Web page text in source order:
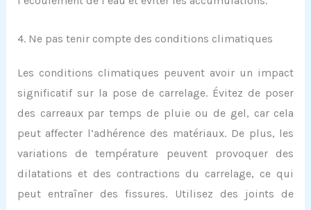
4. Ne pas tenir compte des conditions climatiques
Les conditions climatiques peuvent avoir un impact
significatif sur la pose de carrelage. Évitez de poser
des carreaux par temps de pluie ou de gel, car cela
peut affecter l’adhérence des matériaux. De plus, les
variations de température peuvent provoquer des
dilatations et des contractions du carrelage, ce qui
peut entraîner des fissures. Utilisez des joints de